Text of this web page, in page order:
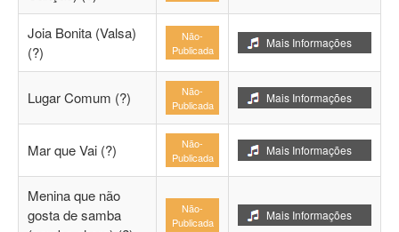
Joia Bonita (Valsa)
(?)
Não-
Publicada
Mais Informações
Lugar Comum (?)
Não-
Publicada
Mais Informações
Mar que Vai (?)
Não-
Publicada
Mais Informações
Menina que não
gosta de samba
Não-
Publicada
Mais Informações